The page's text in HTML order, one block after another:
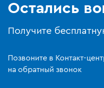
Остались
Получите
Позвоните в Контакт-
на обратный звонок